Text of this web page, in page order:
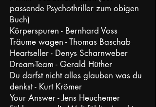
passende Psychothriller zum obigen
Buch)
Körperspuren - Bernhard Voss
Träume wagen - Thomas Baschab
Heartseller - Denys Scharnweber
Dream-Team - Gerald Hüther
Du darfst nicht alles glauben was du
denkst - Kurt Krömer
Your Answer - Jens Heuchemer